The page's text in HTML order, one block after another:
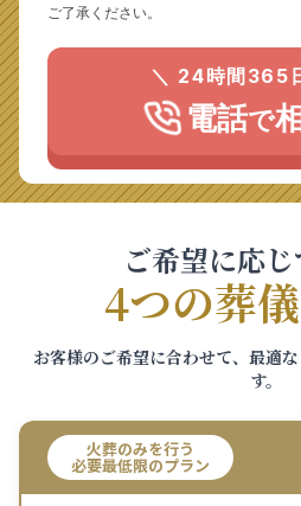
ご了承ください。
＼ 24時間365
電話で
ご希望に応
4つの葬
お客様のご希望に合わせて、最適
す。
火葬のみを行う
必要最低限のプラン